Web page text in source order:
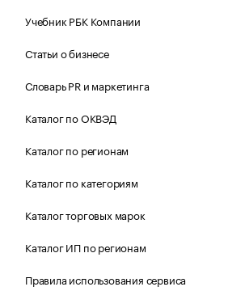
Учебник РБК Компании
Статьи о бизнесе
Словарь PR и маркетинга
Каталог по ОКВЭД
Каталог по регионам
Каталог по категориям
Каталог торговых марок
Каталог ИП по регионам
Правила использования сервиса